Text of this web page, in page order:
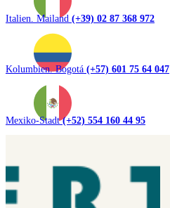
Italien. Mailand (+39) 02 87 368 972
Kolumbien. Bogotá (+57) 601 75 64 047
Mexiko-Stadt(+52) 554 160 44 95